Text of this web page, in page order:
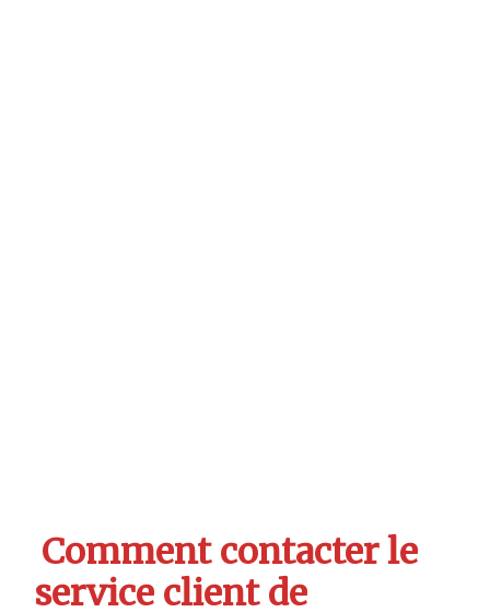
Comment contacter le
service client de